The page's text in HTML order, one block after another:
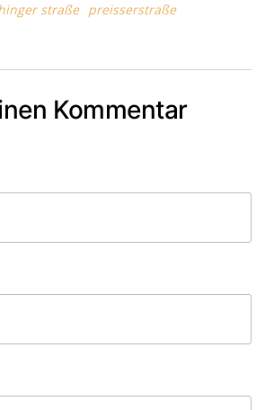
straße preisserstraße
Kommentar